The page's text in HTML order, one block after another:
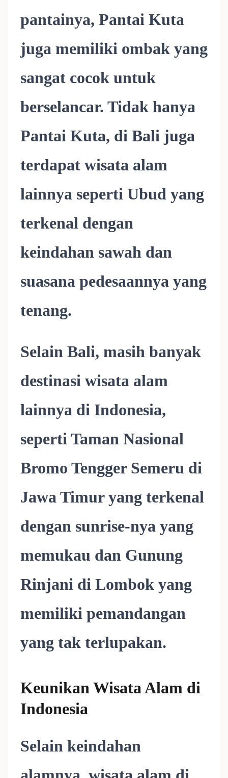
pantainya, Pantai Kuta
juga memiliki ombak yang
sangat cocok untuk
berselancar. Tidak hanya
Pantai Kuta, di Bali juga
terdapat wisata alam
lainnya seperti Ubud yang
terkenal dengan
keindahan sawah dan
suasana pedesaannya yang
tenang.
Selain Bali, masih banyak
destinasi wisata alam
lainnya di Indonesia,
seperti Taman Nasional
Bromo Tengger Semeru di
Jawa Timur yang terkenal
dengan sunrise-nya yang
memukau dan Gunung
Rinjani di Lombok yang
memiliki pemandangan
yang tak terlupakan.
Keunikan Wisata Alam di
Indonesia
Selain keindahan